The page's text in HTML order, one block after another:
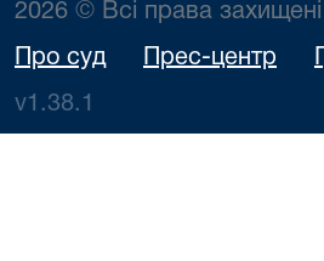
2026 © Всі права захищені
Про суд Прес-центр
v1.38.1